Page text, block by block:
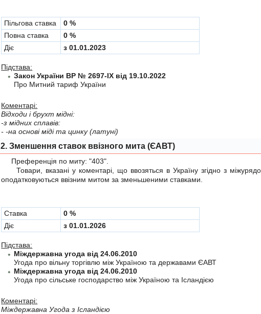
Пільгова ставка
0 %
Повна ставка
0 %
Діє
з 01.01.2023
Підстава:
Закон України ВР № 2697-IX від 19.10.2022
Про Митний тариф України
Коментарі:
Вiдходи i брухт мiднi:
-з мiдних сплавiв:
- -на основi мiдi та цинку (латунi)
2. Зменшення ставок ввізного мита (ЄАВТ)
Преференція по миту:"403"
Товари, вказані у коментарі, що ввозяться в Україну згiдно з
оподатковуються ввізним митом за зменьшеними ставками.
Cтавка
0 %
Діє
з 01.01.2026
Підстава:
Міждержавна угода від 24.06.2010
Угода про вiльну торгiвлю мiж Україною та державами ЄАВТ
Міждержавна угода від 24.06.2010
Угода про сiльське господарство мiж Україною та Iсландiєю
Коментарі:
Мiждержавна Угода з Ісландією